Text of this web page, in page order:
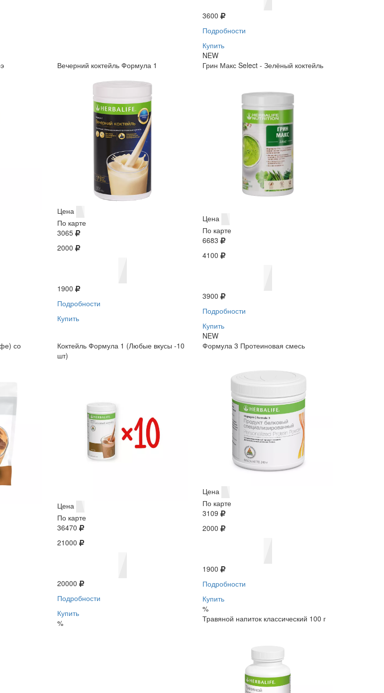
3600
Подробности
Купить
NEW
Вечерний коктейль Формула 1
Цена
По карте
3065
2000
1900
Подробности
Купить
Грин Макс Select - Зелёный коктейль
Цена
По карте
6683
4100
3900
Подробности
Купить
NEW
со
Коктейль Формула 1 (Любые вкусы -10
шт)
Цена
По карте
36470
21000
20000
Подробности
Купить
%
Формула 3 Протеиновая смесь
Цена
По карте
3109
2000
1900
Подробности
Купить
%
Травяной напиток классический 100 г